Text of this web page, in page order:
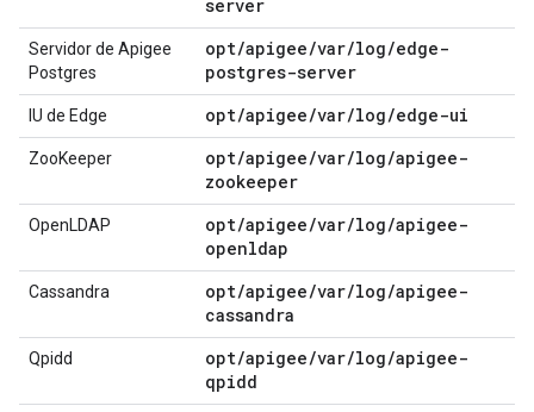
server
Servidor de Apigee
Postgres
opt/apigee/var/log/edge-
postgres-server
IU de Edge opt/apigee/var/log/edge-ui
ZooKeeper
opt/apigee/var/log/apigee-
zookeeper
OpenLDAP
opt/apigee/var/log/apigee-
openldap
Cassandra
opt/apigee/var/log/apigee-
cassandra
Qpidd
opt/apigee/var/log/apigee-
qpidd